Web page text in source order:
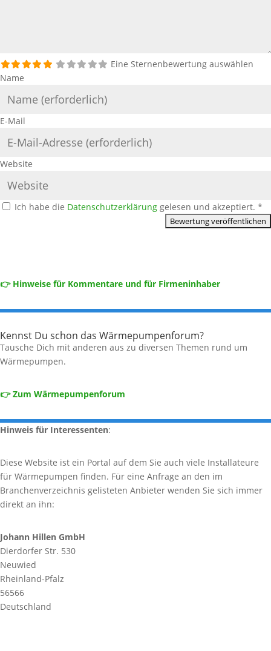
Eine Sternenbewertung auswählen
Name
E-Mail
Website
Ich habe die Datenschutzerklärung gelesen und akzeptiert. *
👉 Hinweise für Kommentare und für Firmeninhaber
Kennst Du schon das Wärmepumpenforum?
Tausche Dich mit anderen aus zu diversen Themen rund um
Wärmepumpen.
👉 Zum Wärmepumpenforum
Hinweis für Interessenten:
Diese Website ist ein Portal auf dem Sie auch viele Installateure
für Wärmepumpen finden. Für eine Anfrage an den im
Branchenverzeichnis gelisteten Anbieter wenden Sie sich immer
direkt an ihn:
Johann Hillen GmbH
Dierdorfer Str. 530
Neuwied
Rheinland-Pfalz
56566
Deutschland